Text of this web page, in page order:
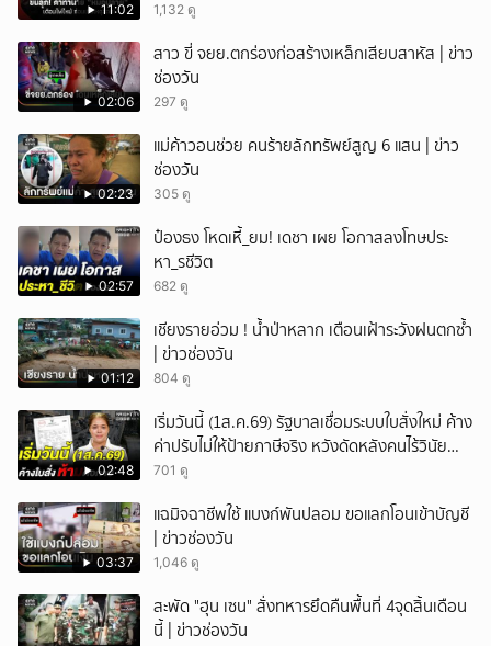
11:02 1,132 ดู
02:06
สาว ขี่ จยย.ตกร่องก่อสร้างเหล็กเสียบสาหัส | ข่าว
ช่องวัน
297 ดู
02:23
แม่ค้าวอนช่วย คนร้ายลักทรัพย์สูญ 6 แสน | ข่าว
ช่องวัน
305 ดู
02:57
ป๋องธง โหดเหี้_ยม! เดชา เผย โอกาสลงโทษประ
หา_รชีวิต
682 ดู
01:12
เชียงรายอ่วม ! น้ำป่าหลาก เตือนเฝ้าระวังฝนตกซ้ำ
| ข่าวช่องวัน
804 ดู
02:48
เริ่มวันนี้ (1ส.ค.69) รัฐบาลเชื่อมระบบใบสั่งใหม่ ค้าง
ค่าปรับไม่ให้ป้ายภาษีจริง หวังดัดหลังคนไร้วินัย
จราจร
701 ดู
03:37
แฉมิจฉาชีพใช้ แบงก์พันปลอม ขอแลกโอนเข้าบัญชี
| ข่าวช่องวัน
1,046 ดู
สะพัด "ฮุน เซน" สั่งทหารยึดคืนพื้นที่ 4จุดสิ้นเดือน
นี้ | ข่าวช่องวัน